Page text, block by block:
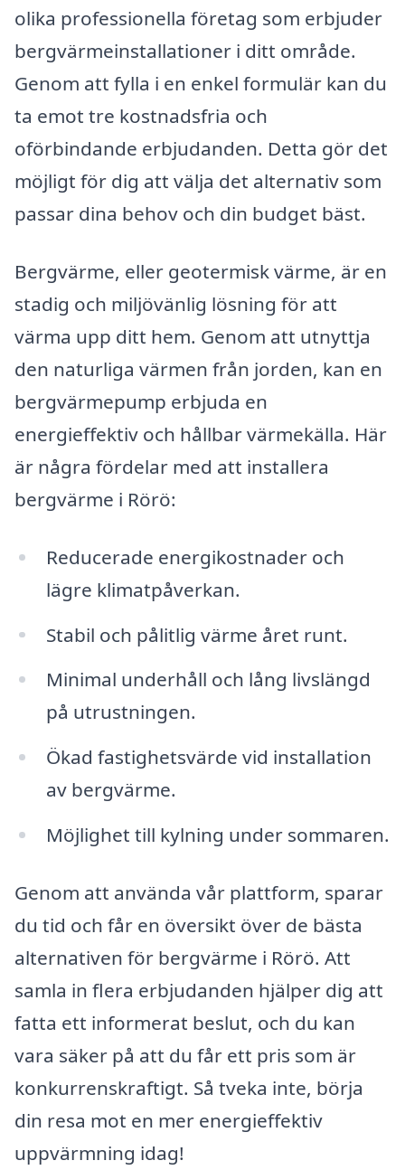
olika professionella företag som erbjuder
bergvärmeinstallationer i ditt område.
Genom att fylla i en enkel formulär kan du
ta emot tre kostnadsfria och
oförbindande erbjudanden. Detta gör det
möjligt för dig att välja det alternativ som
passar dina behov och din budget bäst.
Bergvärme, eller geotermisk värme, är en
stadig och miljövänlig lösning för att
värma upp ditt hem. Genom att utnyttja
den naturliga värmen från jorden, kan en
bergvärmepump erbjuda en
energieffektiv och hållbar värmekälla. Här
är några fördelar med att installera
bergvärme i Rörö:
Reducerade energikostnader och
lägre klimatpåverkan.
Stabil och pålitlig värme året runt.
Minimal underhåll och lång livslängd
på utrustningen.
Ökad fastighetsvärde vid installation
av bergvärme.
Möjlighet till kylning under sommaren.
Genom att använda vår plattform, sparar
du tid och får en översikt över de bästa
alternativen för bergvärme i Rörö. Att
samla in flera erbjudanden hjälper dig att
fatta ett informerat beslut, och du kan
vara säker på att du får ett pris som är
konkurrenskraftigt. Så tveka inte, börja
din resa mot en mer energieffektiv
uppvärmning idag!